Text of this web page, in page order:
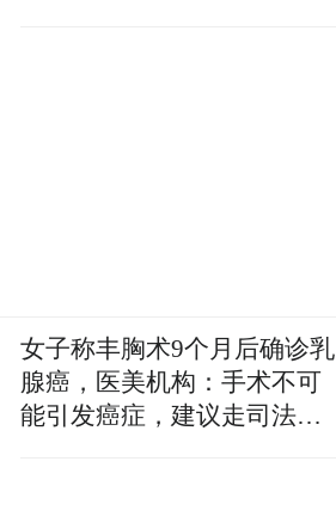
女子称丰胸术9个月后确诊乳
腺癌，医美机构：手术不可
能引发癌症，建议走司法途